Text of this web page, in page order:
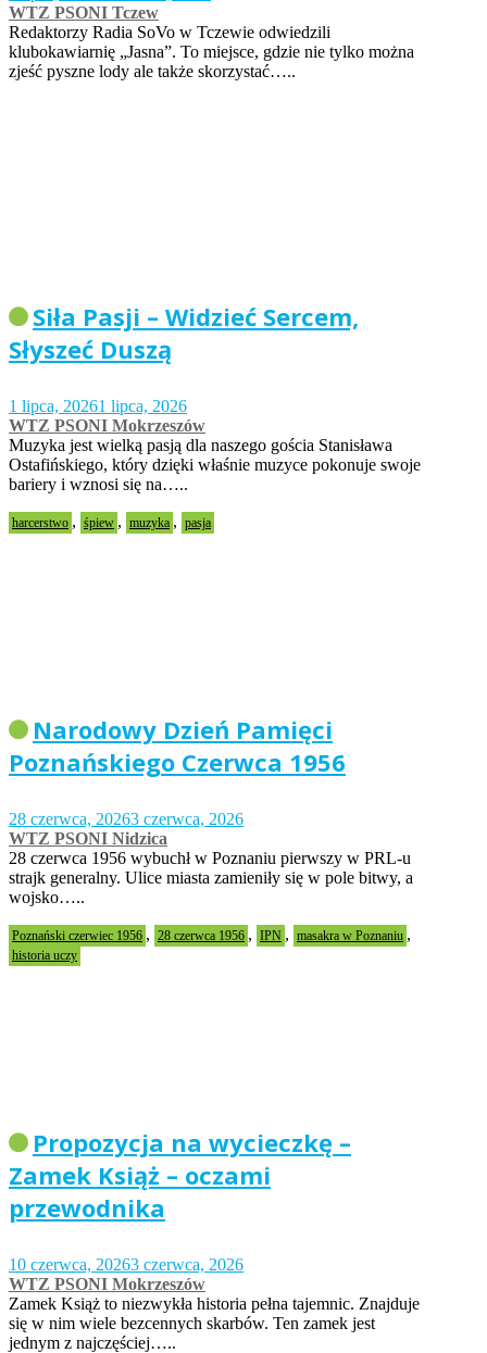
WTZ PSONI Tczew
Redaktorzy Radia SoVo w Tczewie odwiedzili
klubokawiarnię „Jasna”. To miejsce, gdzie nie tylko można
zjeść pyszne lody ale także skorzystać…..
Siła Pasji – Widzieć Sercem,
Słyszeć Duszą
1 lipca, 20261 lipca, 2026
WTZ PSONI Mokrzeszów
Muzyka jest wielką pasją dla naszego gościa Stanisława
Ostafińskiego, który dzięki właśnie muzyce pokonuje swoje
bariery i wznosi się na…..
harcerstwo , śpiew , muzyka , pasja
Narodowy Dzień Pamięci
Poznańskiego Czerwca 1956
28 czerwca, 20263 czerwca, 2026
WTZ PSONI Nidzica
28 czerwca 1956 wybuchł w Poznaniu pierwszy w PRL-u
strajk generalny. Ulice miasta zamieniły się w pole bitwy, a
wojsko…..
Poznański czerwiec 1956 , 28 czerwca 1956 , IPN , masakra w Poznaniu ,
historia uczy
Propozycja na wycieczkę –
Zamek Książ – oczami
przewodnika
10 czerwca, 20263 czerwca, 2026
WTZ PSONI Mokrzeszów
Zamek Książ to niezwykła historia pełna tajemnic. Znajduje
się w nim wiele bezcennych skarbów. Ten zamek jest
jednym z najczęściej…..